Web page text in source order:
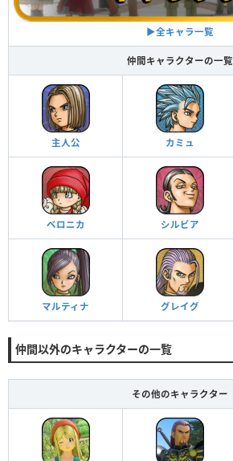
▶全キャラ一覧
仲間キャラクターの一覧
主人公 カミュ
ベロニカ シルビア
マルティナ グレイグ
仲間以外のキャラクターの一覧
その他のキャラクター